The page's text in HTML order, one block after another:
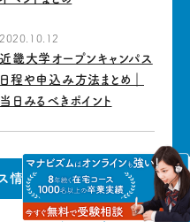
2020.10.12
近畿大学オープンキャンパス
日程や申込み方法まとめ｜
当日みるべきポイント
情報トップへ